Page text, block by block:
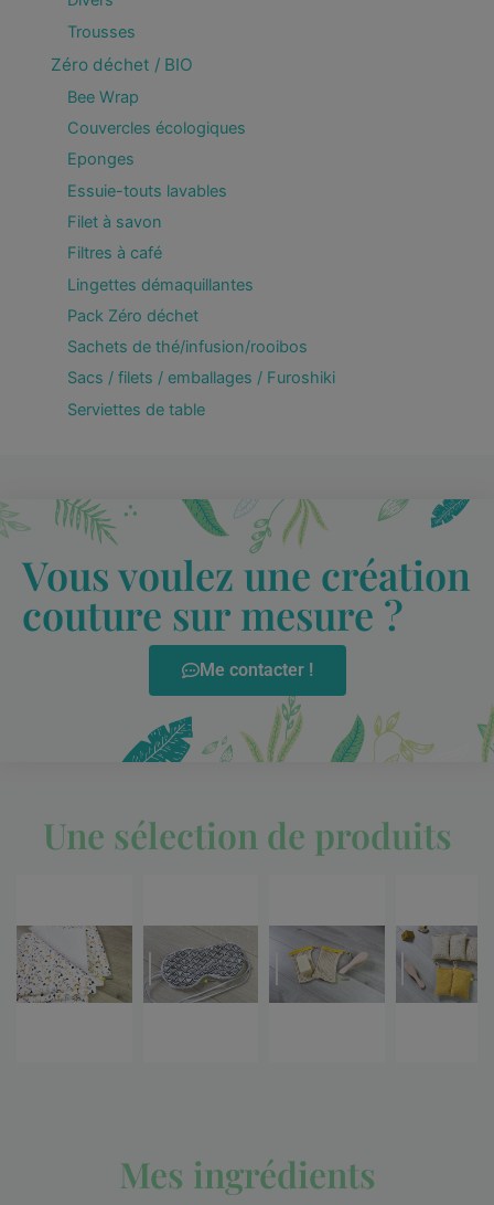
Trousses
Zéro déchet / BIO
Bee Wrap
Couvercles écologiques
Eponges
Essuie-touts lavables
Filet à savon
Filtres à café
Lingettes démaquillantes
Pack Zéro déchet
Sachets de thé/infusion/rooibos
Sacs / filets / emballages / Furoshiki
Serviettes de table
Vous voulez une création
couture sur mesure ?
Me contacter !
Une sélection de produits
Mes ingrédients